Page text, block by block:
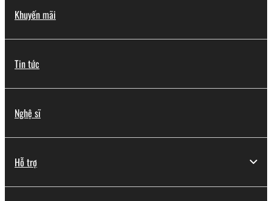
Khuyến mãi
Tin tức
Nghệ sĩ
Hỗ trợ